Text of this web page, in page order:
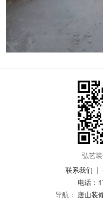
弘艺
联系我们 |
电话：
导航： 唐山装